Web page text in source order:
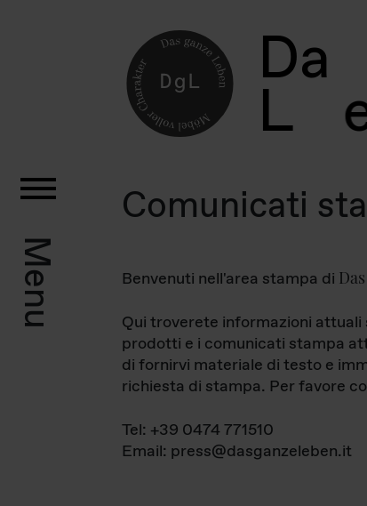
Da
L
Menu
Comunicati
Benvenuti nell'area stampa di
Qui troverete informazioni attuali
prodotti e i comunicati stampa
di fornirvi materiale di testo e
richiesta di stampa. Per favore
Tel: +39 0474 771510
Email: press@dasganzeleben.it